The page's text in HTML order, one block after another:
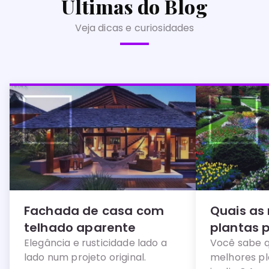
Últimas do Blog
Veja dicas e curiosidades
Fachada de casa com
telhado aparente
Elegância e rusticidade lado a
lado num projeto original.
Quais
plantas
Você sabe
melhores